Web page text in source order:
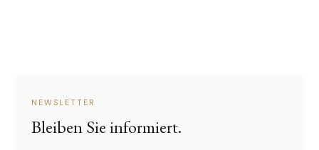
NEWSLETTER
Bleiben Sie informiert.